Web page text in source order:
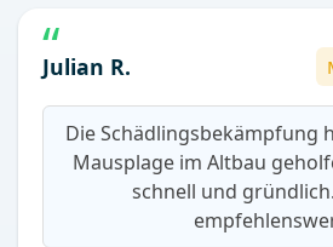
Julian R.
Die Schädlingsbekämpfung
Mausplage im Altbau
schnell und